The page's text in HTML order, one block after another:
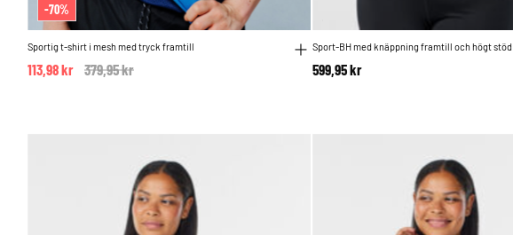
-70%
Sportig t-shirt i mesh med tryck framtill
Price reduced from
379,95 kr
113,98 kr
Sport-BH med knäppning framtill och högt stöd
599,95 kr